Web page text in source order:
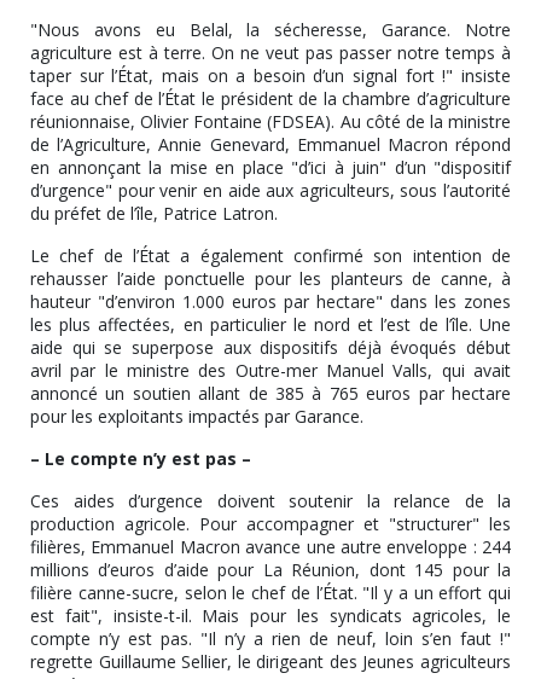
"Nous avons eu Belal, la sécheresse, Garance. Notre
agriculture est à terre. On ne veut pas passer notre temps à
taper sur l’État, mais on a besoin d’un signal fort !" insiste
face au chef de l’État le président de la chambre d’agriculture
réunionnaise, Olivier Fontaine (FDSEA). Au côté de la ministre
de l’Agriculture, Annie Genevard, Emmanuel Macron répond
en annonçant la mise en place "d’ici à juin" d’un "dispositif
d’urgence" pour venir en aide aux agriculteurs, sous l’autorité
du préfet de l’île, Patrice Latron.
Le chef de l’État a également confirmé son intention de
rehausser l’aide ponctuelle pour les planteurs de canne, à
hauteur "d’environ 1.000 euros par hectare" dans les zones
les plus affectées, en particulier le nord et l’est de l’île. Une
aide qui se superpose aux dispositifs déjà évoqués début
avril par le ministre des Outre-mer Manuel Valls, qui avait
annoncé un soutien allant de 385 à 765 euros par hectare
pour les exploitants impactés par Garance.
– Le compte n’y est pas –
Ces aides d’urgence doivent soutenir la relance de la
production agricole. Pour accompagner et "structurer" les
filières, Emmanuel Macron avance une autre enveloppe : 244
millions d’euros d’aide pour La Réunion, dont 145 pour la
filière canne-sucre, selon le chef de l’État. "Il y a un effort qui
est fait", insiste-t-il. Mais pour les syndicats agricoles, le
compte n’y est pas. "Il n’y a rien de neuf, loin s’en faut !"
regrette Guillaume Sellier, le dirigeant des Jeunes agriculteurs